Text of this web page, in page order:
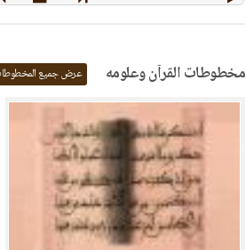
مخطوطات القرآن وعلومه عرض جميع